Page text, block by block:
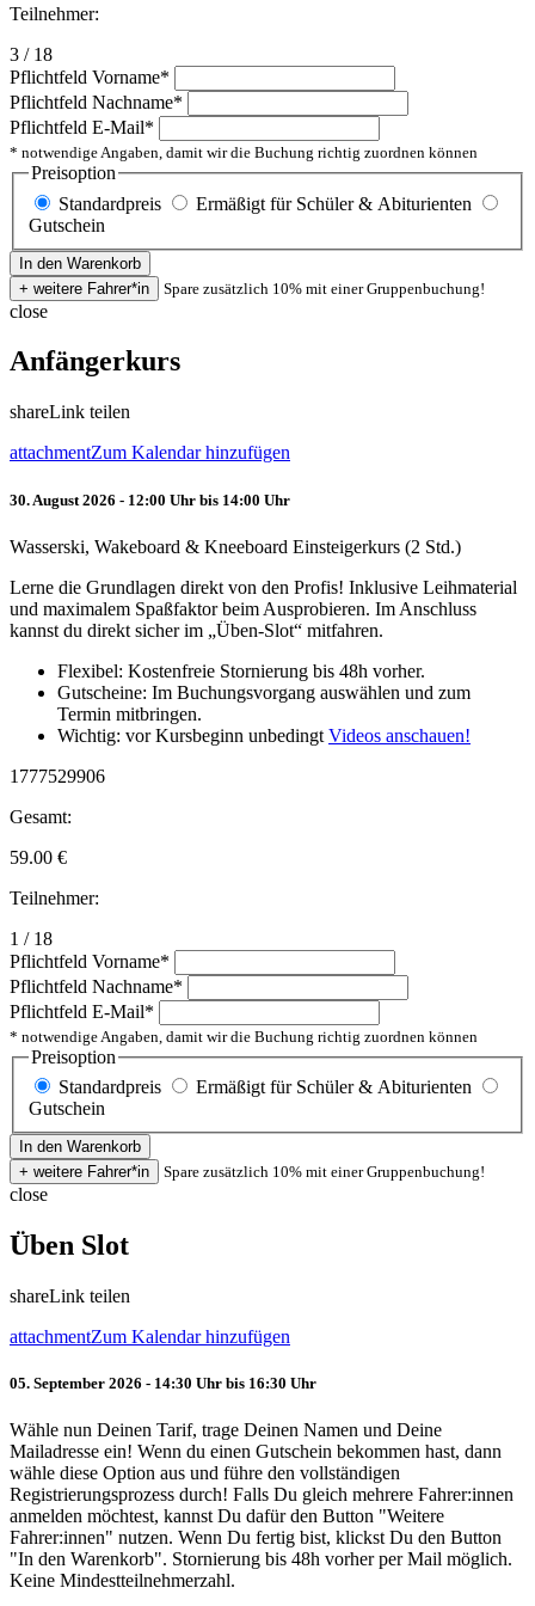
Teilnehmer:
3 / 18
Pflichtfeld Vorname*
Pflichtfeld Nachname*
Pflichtfeld E-Mail*
* notwendige Angaben, damit wir die Buchung richtig zuordnen können
Preisoption
Standardpreis
Ermäßigt für Schüler & Abiturienten
Gutschein
Spare zusätzlich 10% mit einer Gruppenbuchung!
close
Anfängerkurs
shareLink teilen
attachmentZum Kalendar hinzufügen
30. August 2026 - 12:00 Uhr bis 14:00 Uhr
Wasserski, Wakeboard & Kneeboard Einsteigerkurs (2 Std.)
Lerne die Grundlagen direkt von den Profis! Inklusive Leihmaterial
und maximalem Spaßfaktor beim Ausprobieren. Im Anschluss
kannst du direkt sicher im „Üben-Slot“ mitfahren.
Flexibel: Kostenfreie Stornierung bis 48h vorher.
Gutscheine: Im Buchungsvorgang auswählen und zum
Termin mitbringen.
Wichtig: vor Kursbeginn unbedingt Videos anschauen!
1777529906
Gesamt:
59.00 €
Teilnehmer:
1 / 18
Pflichtfeld Vorname*
Pflichtfeld Nachname*
Pflichtfeld E-Mail*
* notwendige Angaben, damit wir die Buchung richtig zuordnen können
Preisoption
Standardpreis
Ermäßigt für Schüler & Abiturienten
Gutschein
Spare zusätzlich 10% mit einer Gruppenbuchung!
close
Üben Slot
shareLink teilen
attachmentZum Kalendar hinzufügen
05. September 2026 - 14:30 Uhr bis 16:30 Uhr
Wähle nun Deinen Tarif, trage Deinen Namen und Deine
Mailadresse ein! Wenn du einen Gutschein bekommen hast, dann
wähle diese Option aus und führe den vollständigen
Registrierungsprozess durch! Falls Du gleich mehrere Fahrer:innen
anmelden möchtest, kannst Du dafür den Button "Weitere
Fahrer:innen" nutzen. Wenn Du fertig bist, klickst Du den Button
"In den Warenkorb". Stornierung bis 48h vorher per Mail möglich.
Keine Mindestteilnehmerzahl.